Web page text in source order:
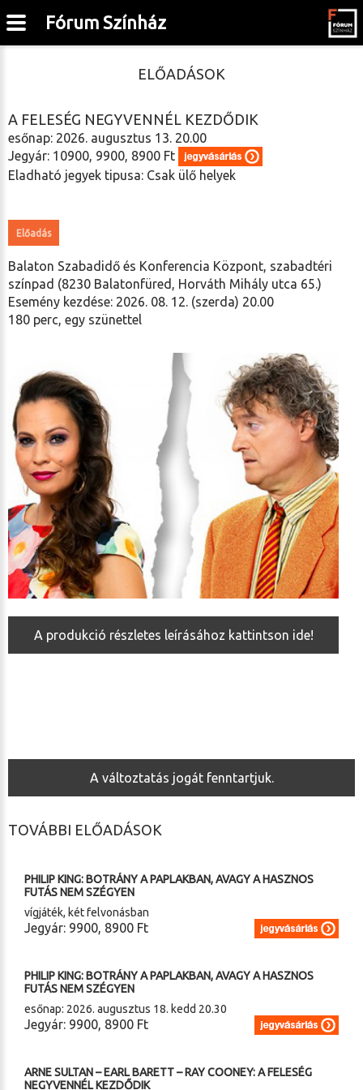
ELŐADÁSOK
A FELESÉG NEGYVENNÉL KEZDŐDIK
esőnap: 2026. augusztus 13. 20.00
Jegyár: 10900, 9900, 8900 Ft
Eladható jegyek tipusa: Csak ülő helyek
Előadás
Balaton Szabadidő és Konferencia Központ, szabadtéri
színpad (8230 Balatonfüred, Horváth Mihály utca 65.)
Esemény kezdése: 2026. 08. 12. (szerda) 20.00
180 perc, egy szünettel
A produkció részletes leírásához kattintson ide!
A változtatás jogát fenntartjuk.
TOVÁBBI ELŐADÁSOK
PHILIP KING: BOTRÁNY A PAPLAKBAN, AVAGY A HASZNOS
FUTÁS NEM SZÉGYEN
vígjáték, két felvonásban
Jegyár: 9900, 8900 Ft
PHILIP KING: BOTRÁNY A PAPLAKBAN, AVAGY A HASZNOS
FUTÁS NEM SZÉGYEN
esőnap: 2026. augusztus 18. kedd 20.30
Jegyár: 9900, 8900 Ft
ARNE SULTAN – EARL BARETT – RAY COONEY: A FELESÉG
NEGYVENNÉL KEZDŐDIK
Fórum Színház